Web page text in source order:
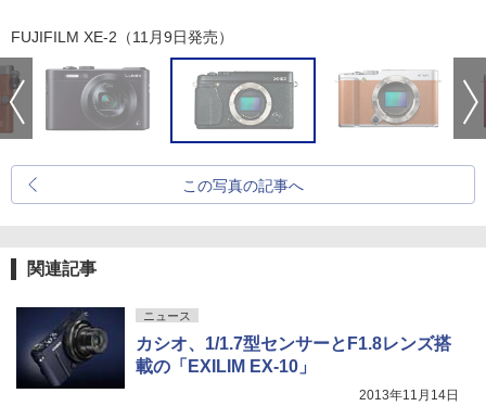
FUJIFILM XE-2（11月9日発売）
この写真の記事へ
関連記事
ニュース
カシオ、1/1.7型センサーとF1.8レンズ搭
載の「EXILIM EX-10」
2013年11月14日